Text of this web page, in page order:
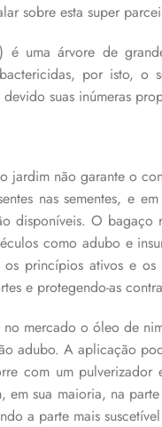
sobre esta super
) é uma árvore de
por isto, o
suas inúmeras
jardim não garante o
nas sementes, e
disponíveis. O
como adubo e
princípios ativos e os
e protegendo-as
mercado o óleo de
adubo. A aplicação
com um
em sua maioria, na
a parte mais